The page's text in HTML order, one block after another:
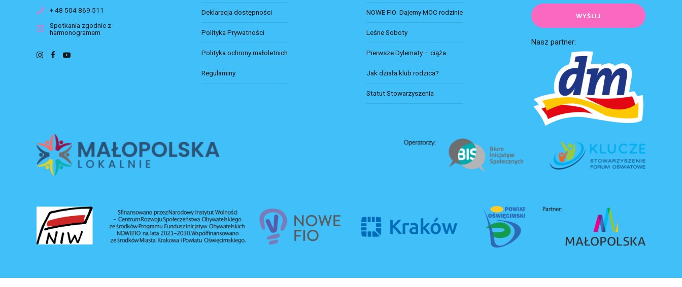
+ 48 504 869 511
Spotkania zgodnie z
harmonogramem
Deklaracja dostępności
Polityka Prywatności
Polityka ochrony małoletnich
Regulaminy
NOWE FIO: Dajemy MOC rodzinie
Leśne Soboty
Pierwsze Dylematy – ciąża
Jak działa klub rodzica?
Statut Stowarzyszenia
Nasz partner: